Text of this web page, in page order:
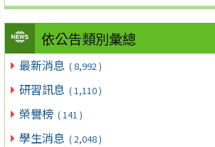
依公告類別彙總
最新消息 ( 8,992 )
研習訊息 ( 1,110 )
榮譽榜 ( 141 )
學生消息 ( 2,048 )